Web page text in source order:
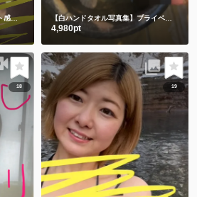
【白ハンドタオル】プライベート感満載の貸切露天風呂で撮影したよ🫣💕後編
4,980pt
18 19